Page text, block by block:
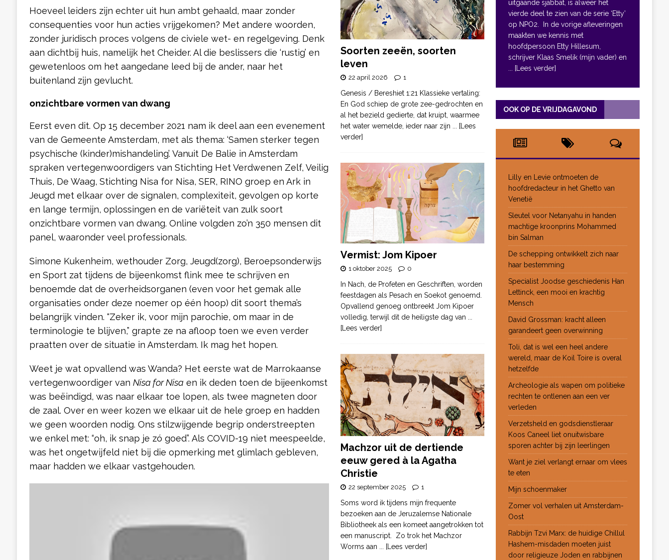
Hoeveel leiders zijn echter uit hun ambt gehaald, maar zonder
consequenties voor hun acties vrijgekomen? Met andere woorden,
zonder juridisch proces volgens de civiele wet- en regelgeving. Denk
aan dichtbij huis, namelijk het Cheider. Al die beslissers die ‘rustig’ en
gewetenloos om het aangedane leed bij de ander, naar het
buitenland zijn gevlucht.
onzichtbare vormen van dwang
Eerst even dit. Op 15 december 2021 nam ik deel aan een evenement
van de Gemeente Amsterdam, met als thema: ‘Samen sterker tegen
psychische (kinder)mishandeling’. Vanuit De Balie in Amsterdam
spraken vertegenwoordigers van Stichting Het Verdwenen Zelf, Veilig
Thuis, De Waag, Stichting Nisa for Nisa, SER, RINO groep en Ark in
Jeugd met elkaar over de signalen, complexiteit, gevolgen op korte
en lange termijn, oplossingen en de variëteit van zulk soort
onzichtbare vormen van dwang. Online volgden zo’n 350 mensen dit
panel, waaronder veel professionals.
Simone Kukenheim, wethouder Zorg, Jeugd(zorg), Beroepsonderwijs
en Sport zat tijdens de bijeenkomst flink mee te schrijven en
benoemde dat de overheidsorganen (even voor het gemak alle
organisaties onder deze noemer op één hoop) dit soort thema’s
belangrijk vinden. “Zeker ik, voor mijn parochie, om maar in de
terminologie te blijven,” grapte ze na afloop toen we even verder
praatten over de situatie in Amsterdam. Ik mag het hopen.
Weet je wat opvallend was Wanda? Het eerste wat de Marrokaanse
vertegenwoordiger van Nisa for Nisaen ik deden toen de bijeenkomst
was beëindigd, was naar elkaar toe lopen, als twee magneten door
de zaal. Over en weer kozen we elkaar uit de hele groep en hadden
we geen woorden nodig. Ons stilzwijgende begrip onderstreepten
we enkel met: “oh, ik snap je zó goed”. Als COVID-19 niet meespeelde,
was het ongetwijfeld niet bij die opmerking met glimlach gebleven,
maar hadden we elkaar vastgehouden.
Soorten zeeën, soorten
leven
22 april 2026 1
Genesis / Bereshiet 1:21 Klassieke vertaling:
En God schiep de grote zee-gedrochten en
al het bezield gedierte, dat kruipt, waarmee
het water wemelde, ieder naar zijn ... [Lees
verder]
Vermist: Jom Kipoer
1 oktober 2025 0
In Nach, de Profeten en Geschriften, worden
feestdagen als Pesach en Soekot genoemd.
Opvallend genoeg ontbreekt Jom Kipoer
volledig, terwijl dit de heiligste dag van
[Lees verder]
Machzor uit de dertiende
eeuw gered à la Agatha
Christie
22 september 2025 1
Soms word ik tijdens mijn frequente
bezoeken aan de Jeruzalemse Nationale
Bibliotheek als een komeet aangetrokken tot
een manuscript. Zo trok het Machzor
Worms aan ... [Lees verder]
uitgaande sjabbat, is alweer het
vierde deel te zien van de serie ‘Etty’
op NPO2. In de vorige afleveringen
maakten we kennis met
hoofdpersoon Etty Hillesum,
schrijver Klaas Smelik (mijn vader) en
... [Lees verder]
OOK OP DE VRIJDAGAVOND
Lilly en Levie ontmoeten de
hoofdredacteur in het Ghetto van
Venetië
Sleutel voor Netanyahu in handen
machtige kroonprins Mohammed
bin Salman
De schepping ontwikkelt zich naar
haar bestemming
Specialist Joodse geschiedenis Han
Lettinck, een mooi en krachtig
Mensch
David Grossman: kracht alleen
garandeert geen overwinning
Toli, dat is wel een heel andere
wereld, maar de Koil Toire is overal
hetzelfde
Archeologie als wapen om politieke
rechten te ontlenen aan een ver
verleden
Verzetsheld en godsdienstleraar
Koos Caneel liet onuitwisbare
sporen achter bij zijn leerlingen
Want je ziel verlangt ernaar om vlees
te eten
Mijn schoenmaker
Zomer vol verhalen uit Amsterdam-
Oost
Rabbijn Tzvi Marx: de huidige Chillul
Hashem-misdaden moeten juist
door religieuze Joden en rabbijnen